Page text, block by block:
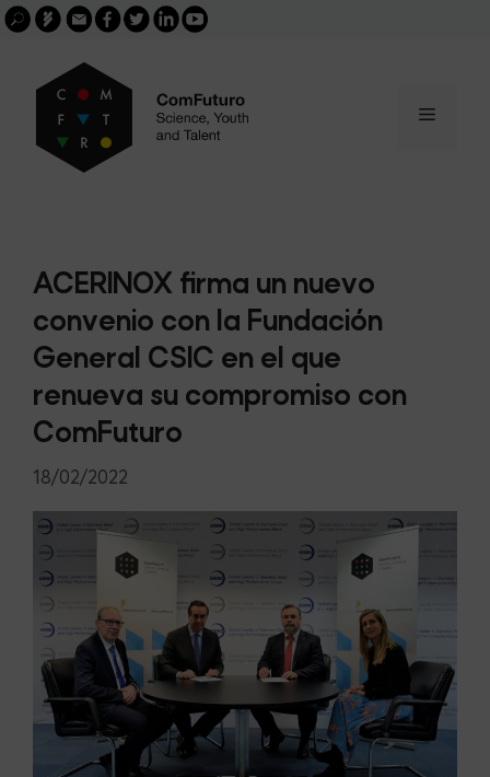
Skip
to
content
buscar
Search
for:
FGCSICEmailfacebook
twitterlinkedinyoutube
Menu
ACERINOX firma un nuevo
convenio con la Fundación
General CSIC en el que
renueva su compromiso con
ComFuturo
18/02/2022